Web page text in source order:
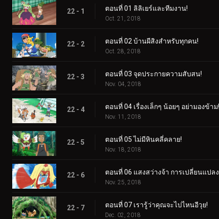
22 - 1 ตอนที่ 01 ลิลิเยร์และทีมงาน!
Oct. 21, 2018
22 - 2 ตอนที่ 02 บ้านผีสิงสำหรับทุกคน!
Oct. 28, 2018
22 - 3 ตอนที่ 03 จุดประกายความสับสน!
Nov. 04, 2018
22 - 4 ตอนที่ 04 เรื่องเล็กๆ น้อยๆ อย่ามองข้าม!
Nov. 11, 2018
22 - 5 ตอนที่ 05 ไม่มีหินคลี่คลาย!
Nov. 18, 2018
22 - 6 ตอนที่ 06 แสงสว่างจ้า การเปลี่ยนแปล
Nov. 25, 2018
22 - 7 ตอนที่ 07 เรารู้ว่าคุณจะไปไหนอีวุย!
Dec. 02, 2018